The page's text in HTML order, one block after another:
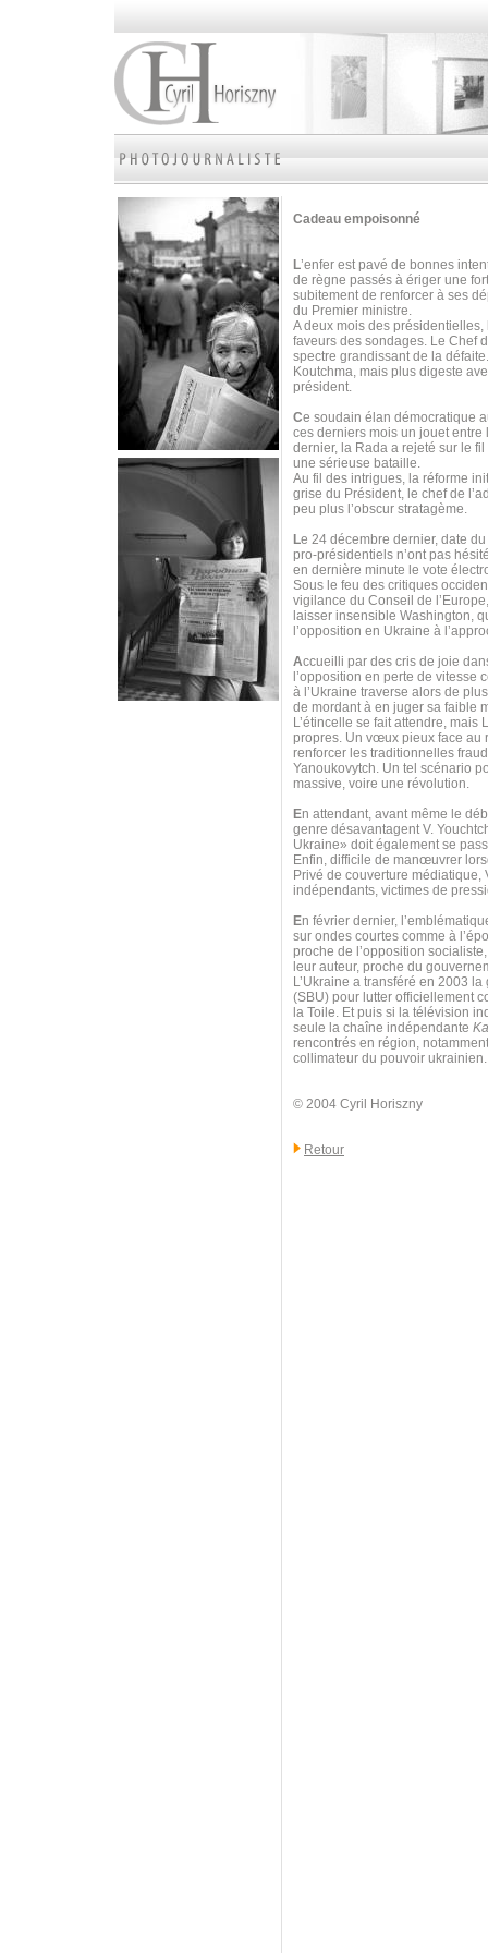
Cadeau empoisonné
L’enfer est pavé de bonnes
de règne passés à ériger une
subitement de renforcer à ses
du Premier ministre.
A deux mois des
faveurs des sondages. Le Chef
spectre grandissant de la
Koutchma, mais plus digeste
président.
Ce soudain élan démocratique
ces derniers mois un jouet
dernier, la Rada a rejeté sur le
une sérieuse bataille.
Au fil des intrigues, la réforme
grise du Président, le chef de
peu plus l’obscur stratagème.
Le 24 décembre dernier, date
pro-présidentiels n’ont pas
en dernière minute le vote
Sous le feu des critiques
vigilance du Conseil de
laisser insensible Washington,
l’opposition en Ukraine à
Accueilli par des cris de joie
l’opposition en perte de
à l’Ukraine traverse alors de
de mordant à en juger sa faible
L’étincelle se fait attendre,
propres. Un vœux pieux face au
renforcer les traditionnelles
Yanoukovytch. Un tel scénario
massive, voire une révolution.
En attendant, avant même le
genre désavantagent V.
Ukraine» doit également se
Enfin, difficile de manœuvrer
Privé de couverture
indépendants, victimes de
En février dernier,
sur ondes courtes comme à
proche de l’opposition
leur auteur, proche du
L’Ukraine a transféré en 2003
(SBU) pour lutter officiellement
la Toile. Et puis si la télévision
seule la chaîne indépendante
rencontrés en région,
collimateur du pouvoir ukrainien.
© 2004 Cyril Horiszny
Retour